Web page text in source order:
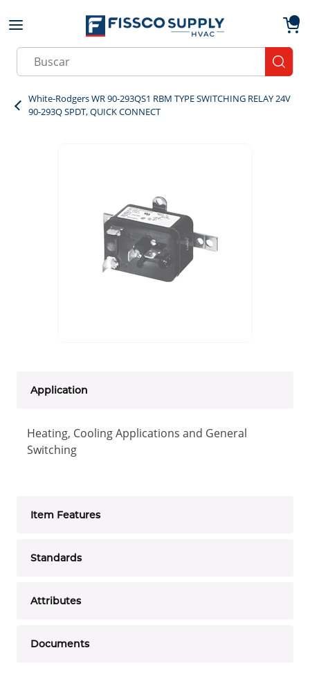
Skip to main content
Site Search
White-Rodgers WR 90-293QS1 RBM TYPE SWITCHING RELAY 24V
90-293Q SPDT, QUICK CONNECT
Application
Heating, Cooling Applications and General
Switching
Item Features
Standards
Attributes
Documents